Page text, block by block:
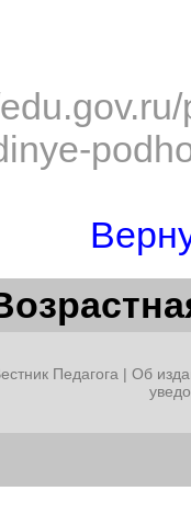
Педагога | Об